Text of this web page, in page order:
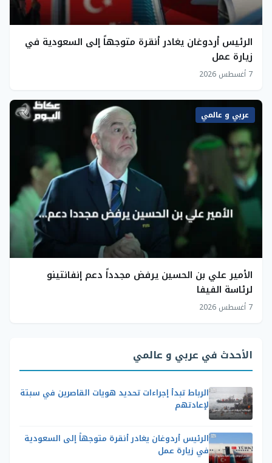
الرئيس أردوغان يغادر أنقرة متوجهاً إلى السعودية في
زيارة عمل
7 أغسطس 2026
عربي و عالمي
الأمير علي بن الحسين يرفض مجدداً دعم إنفانتينو
لرئاسة الفيفا
7 أغسطس 2026
الأحدث في عربي و عالمي
الرباط تبدأ إجراءات تحديد هويات القاصرين في سبتة
لإعادتهم
الرئيس أردوغان يغادر أنقرة متوجهاً إلى السعودية
في زيارة عمل